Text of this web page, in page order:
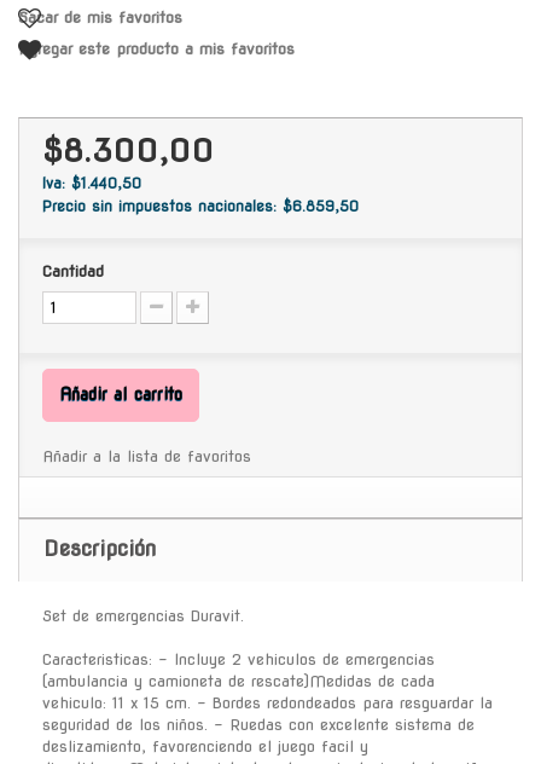
Sacar de mis favoritos
Agregar este producto a mis favoritos
$8.300,00
Iva: $1.440,50
Precio sin impuestos nacionales: $6.859,50
Cantidad
Añadir al carrito
Añadir a la lista de favoritos
Descripción
Set de emergencias Duravit.
Caracteristicas: - Incluye 2 vehiculos de emergencias
(ambulancia y camioneta de rescate)Medidas de cada
vehiculo: 11 x 15 cm. - Bordes redondeados para resguardar la
seguridad de los niños. - Ruedas con excelente sistema de
deslizamiento, favorenciendo el juego facil y